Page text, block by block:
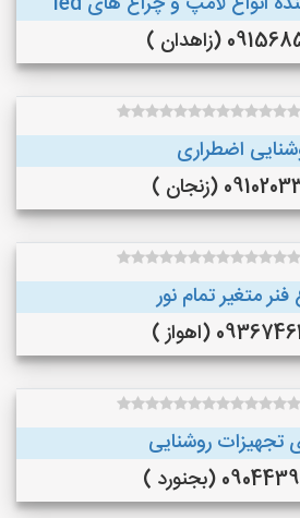
(زاهدان )
اضطراری
(زنجان )
متغیر تمام نور
(اهواز )
تجهیزات روشنایی
(بجنورد )